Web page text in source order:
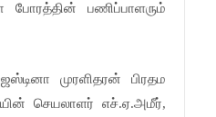
போரத்தின் பணிப்பாளரும்
முரளிதரன் பிரதம
செயலாளர் எச்.ஏ.அமீர்,